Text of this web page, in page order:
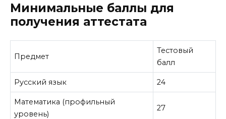
Минимальные баллы для
получения аттестата
Предмет
Тестовый
балл
Русский язык 24
Математика (профильный
уровень)
27